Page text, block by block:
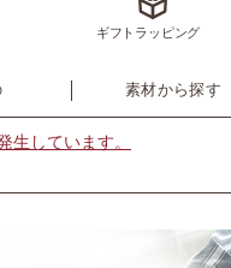
ギフトラッピング
素材から探す
生しています。